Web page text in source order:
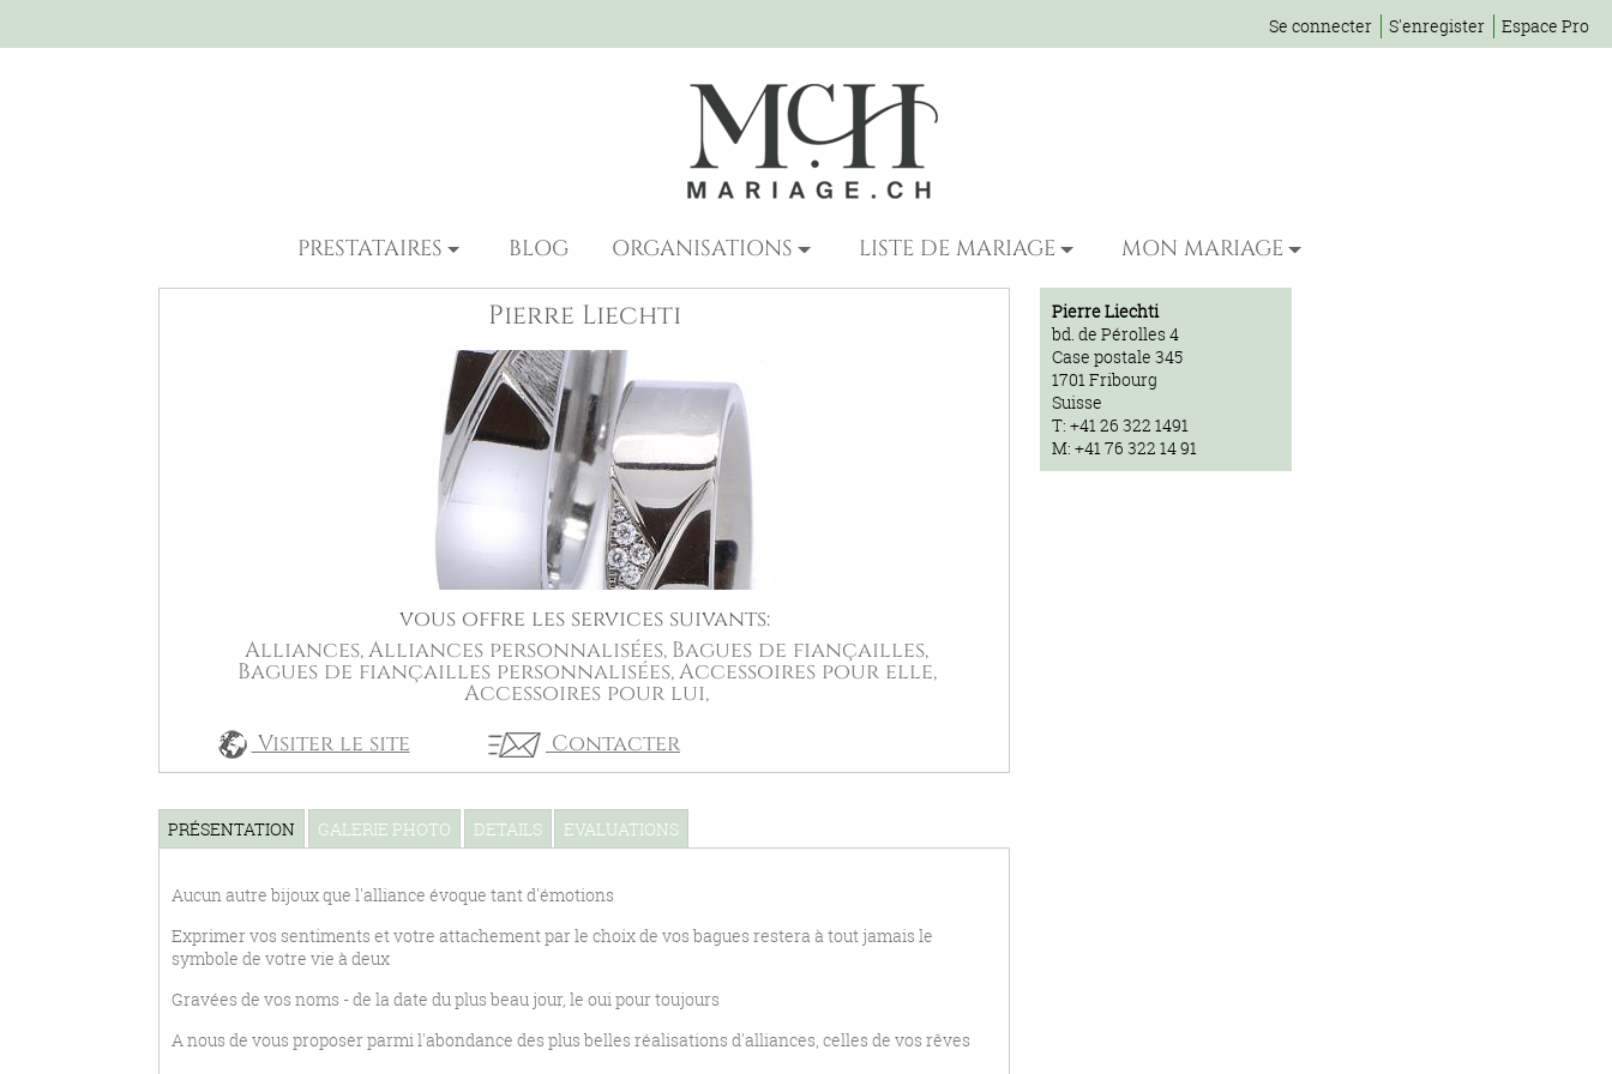
Se connecter S'enregister Espace Pro
PRESTATAIRES BLOG ORGANISATIONS LISTE DE MARIAGE MON MARIAGE
Pierre Liechti
vous offre les services suivants:
Alliances,Alliances personnalisées, Bagues de fiançailles,
Bagues de fiançailles personnalisées,Accessoires pour elle,
Accessoires pour lui,
Visiter le site
Contacter
PRÉSENTATION GALERIE PHOTO DETAILS EVALUATIONS
Aucun autre bijoux que l'alliance évoque tant d'émotions
Exprimer vos sentiments et votre attachement par le choix de vos bagues restera à tout jamais le
symbole de votre vie à deux
Gravées de vos noms - de la date du plus beau jour, le oui pour toujours
A nous de vous proposer parmi l'abondance des plus belles réalisations d'alliances, celles de vos rêves
Pierre Liechti
bd. de Pérolles 4
Case postale 345
1701 Fribourg
Suisse
T: +41 26 322 1491
M: +41 76 322 14 91